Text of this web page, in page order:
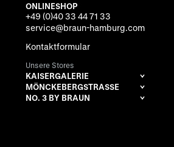
ONLINESHOP
+49 (0)40 33 44 71 33
service@braun-hamburg.com
Kontaktformular
Unsere Stores
KAISERGALERIE
MÖNCKEBERGSTRASSE
NO. 3 BY BRAUN